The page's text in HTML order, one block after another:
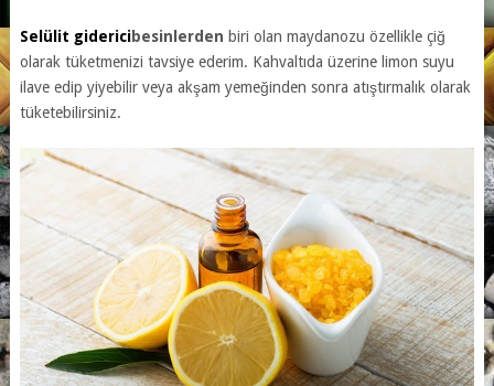
Selülit gidericibesinlerden biri olan maydanozu özellikle çiğ
olarak tüketmenizi tavsiye ederim. Kahvaltıda üzerine limon suyu
ilave edip yiyebilir veya akşam yemeğinden sonra atıştırmalık olarak
tüketebilirsiniz.